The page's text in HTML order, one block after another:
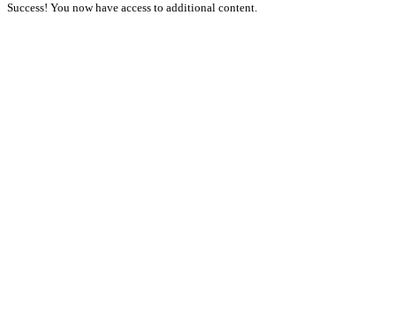
Success! You now have access to additional content.